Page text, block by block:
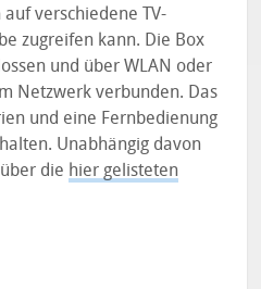
verschiedene TV-
zugreifen kann. Die Box
und über WLAN oder
Netzwerk verbunden. Das
und eine Fernbedienung
Unabhängig davon
die hier gelisteten